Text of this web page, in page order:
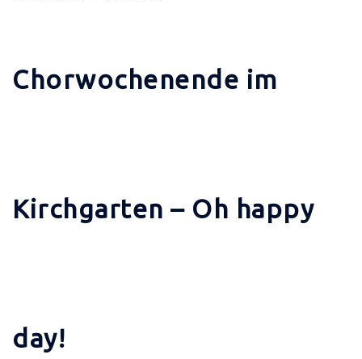
Chorwochenende im
Kirchgarten – Oh happy
day!